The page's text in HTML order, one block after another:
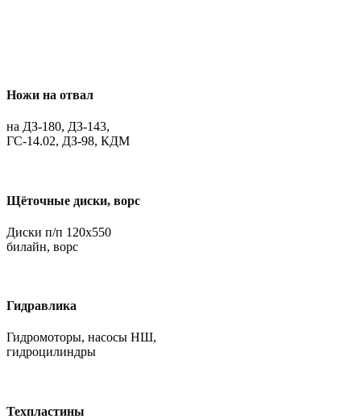
Ножи на отвал
на ДЗ-180, ДЗ-143,
ГС-14.02, ДЗ-98, КДМ
Щёточные диски, ворс
Диски п/п 120х550
билайн, ворс
Гидравлика
Гидромоторы, насосы НШ,
гидроцилиндры
Техпластины